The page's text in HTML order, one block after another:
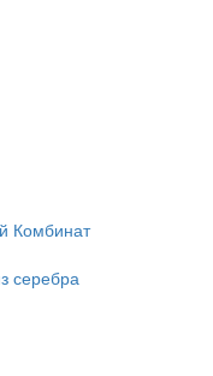
Комбинат
серебра